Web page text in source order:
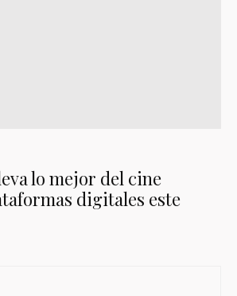
lo mejor del cine
digitales este